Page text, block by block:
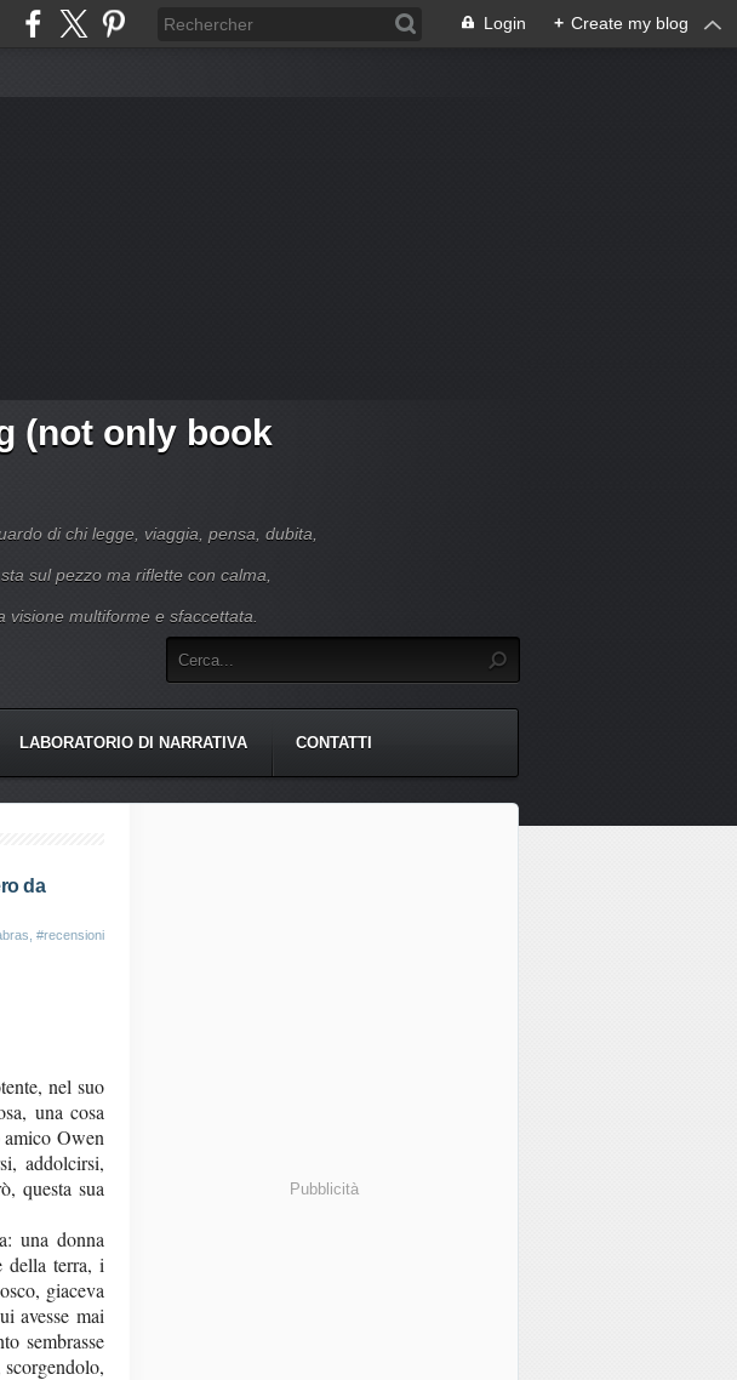
Login + Create my blog
(not only book
di chi legge, viaggia, pensa, dubita,
sul pezzo ma riflette con calma,
multiforme e sfaccettata.
LABORATORIO DI NARRATIVA CONTATTI
da
#recensioni
nel suo
una cosa
amico Owen
addolcirsi,
questa sua
una donna
della terra, i
giaceva
avesse mai
sembrasse
Pubblicità